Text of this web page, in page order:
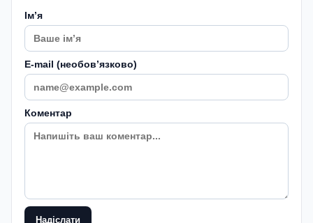
Імʼя
E-mail (необовʼязково)
Коментар
Надіслати